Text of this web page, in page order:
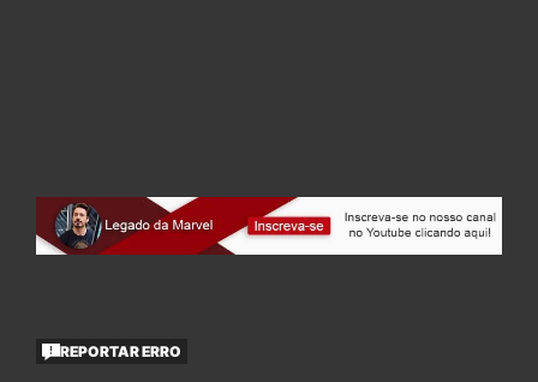
REPORTAR ERRO